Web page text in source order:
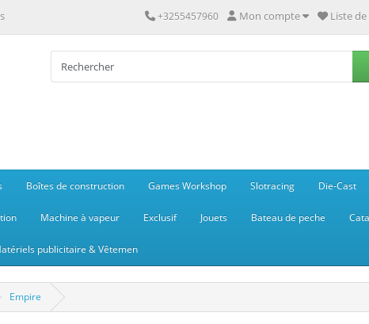
+3255457960 Mon compte Liste
Boîtes de construction Games Workshop Slotracing Die-Cast
Machine à vapeur Exclusif Jouets Bateau de peche
publicitaire & Vêtemen
Empire